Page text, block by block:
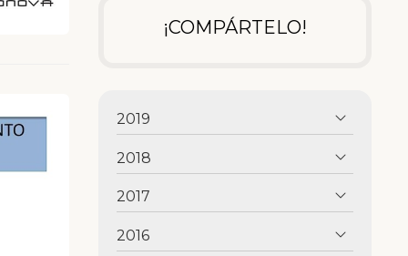
¡COMPÁRTELO!
2019
2018
2017
2016